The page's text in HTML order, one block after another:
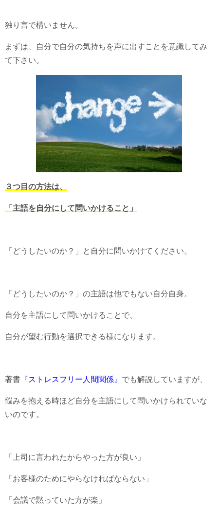
独り言で構いません。
まずは、自分で自分の気持ちを声に出すことを意識してみ
て下さい。
３つ目の方法は、
「主語を自分にして問いかけること」
「どうしたいのか？」と自分に問いかけてください。
「どうしたいのか？」の主語は他でもない自分自身。
自分を主語にして問いかけることで、
自分が望む行動を選択できる様になります。
著書 『ストレスフリー人間関係』 でも解説していますが、
悩みを抱える時ほど自分を主語にして問いかけられていな
いのです。
「上司に言われたからやった方が良い」
「お客様のためにやらなければならない」
「会議で黙っていた方が楽」